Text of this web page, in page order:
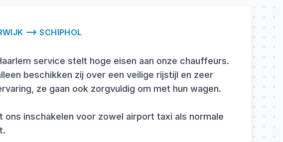
SCHIPHOL
service stelt hoge eisen aan onze chauffeurs.
beschikken zij over een veilige rijstijl en zeer
ze gaan ook zorgvuldig om met hun wagen.
ons inschakelen voor zowel airport taxi als normale